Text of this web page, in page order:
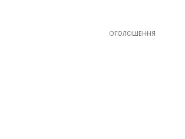
ОГОЛОШЕННЯ